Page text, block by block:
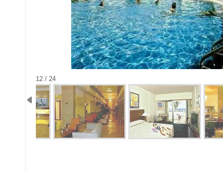
12 / 24